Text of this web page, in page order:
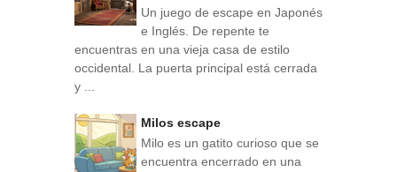
Un juego de escape en Japonés
e Inglés. De repente te
encuentras en una vieja casa de estilo
occidental. La puerta principal está cerrada
y ...
Milos escape
Milo es un gatito curioso que se
encuentra encerrado en una